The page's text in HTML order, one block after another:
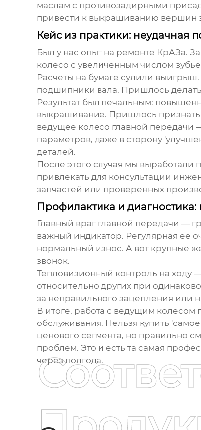
маслам с противозадирными
привести к выкрашиванию вершин
Кейс из практики: неудачная
Был у нас опыт на ремонте КрАЗа.
колесо с увеличенным числом
Расчеты на бумаге сулили
подшипники вала. Пришлось
Результат был печальным:
выкрашивание. Пришлось признать
ведущее колесо главной передачи
параметров, даже в сторону
деталей.
После этого случая мы выработали
привлекать для консультации
запчастей или проверенных
Профилактика и диагностика:
Главный враг главной передачи —
важный индикатор. Регулярная ее
нормальный износ. А вот крупные
звонок.
Тепловизионный контроль на ходу
относительно других при
за неправильного зацепления или
В итоге, работа с ведущим колесом
обслуживания. Нельзя купить
ценового сегмента, но правильно
проблем. Это и есть та самая
через полгода.